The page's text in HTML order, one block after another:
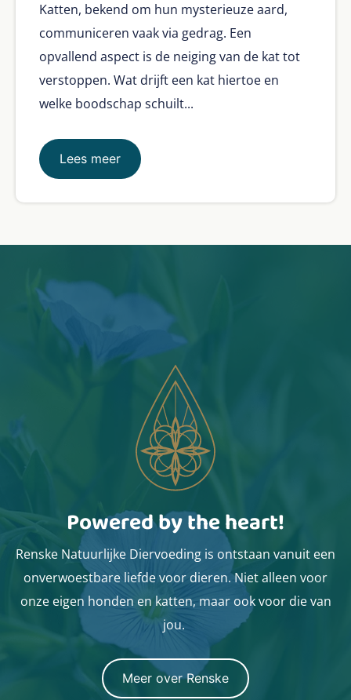
Katten, bekend om hun mysterieuze aard,
communiceren vaak via gedrag. Een
opvallend aspect is de neiging van de kat tot
verstoppen. Wat drijft een kat hiertoe en
welke boodschap schuilt...
Lees meer
Powered by the heart!
Renske Natuurlijke Diervoeding is ontstaan vanuit een
onverwoestbare liefde voor dieren. Niet alleen voor
onze eigen honden en katten, maar ook voor die van
jou.
Meer over Renske